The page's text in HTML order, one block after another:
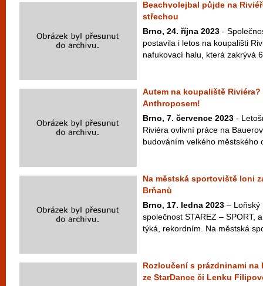
Beachvolejbal půjde na
střechou
Brno, 24. října 2023 -
postavila i letos na koupališti
nafukovací halu, která zakrývá
Autem na koupaliště
Anthroposem!
Brno, 7. července 2023 -
Riviéra ovlivní práce na
budováním velkého městského
Na městská sportoviště loni
Brňanů
Brno, 17. ledna 2023 – Loňský
společnost STAREZ – SPORT,
týká, rekordním. Na městská
Rozloučení s prázdninami na
ze StarDance či Lenku